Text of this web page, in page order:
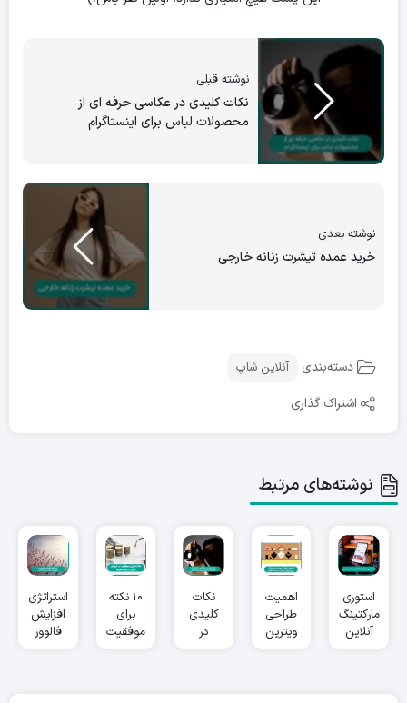
نوشته قبلی
نکات کلیدی در عکاسی حرفه ای از
محصولات لباس برای اینستاگرام
نوشته بعدی
خرید عمده تیشرت زنانه خارجی
دسته‌بندی آنلاین شاپ
اشتراک گذاری
نوشته‌های مرتبط
استوری
مارکتینگ
آنلاین
اهمیت
طراحی
ویترین
نکات
کلیدی
در
۱۰ نکته
برای
موفقیت
استراتژی
افزایش
فالوور